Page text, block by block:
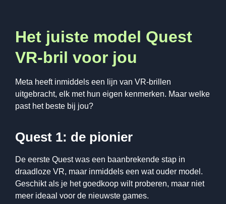
Het juiste model Quest
VR-bril voor jou
Meta heeft inmiddels een lijn van VR-brillen
uitgebracht, elk met hun eigen kenmerken. Maar welke
past het beste bij jou?
Quest 1: de pionier
De eerste Quest was een baanbrekende stap in
draadloze VR, maar inmiddels een wat ouder model.
Geschikt als je het goedkoop wilt proberen, maar niet
meer ideaal voor de nieuwste games.